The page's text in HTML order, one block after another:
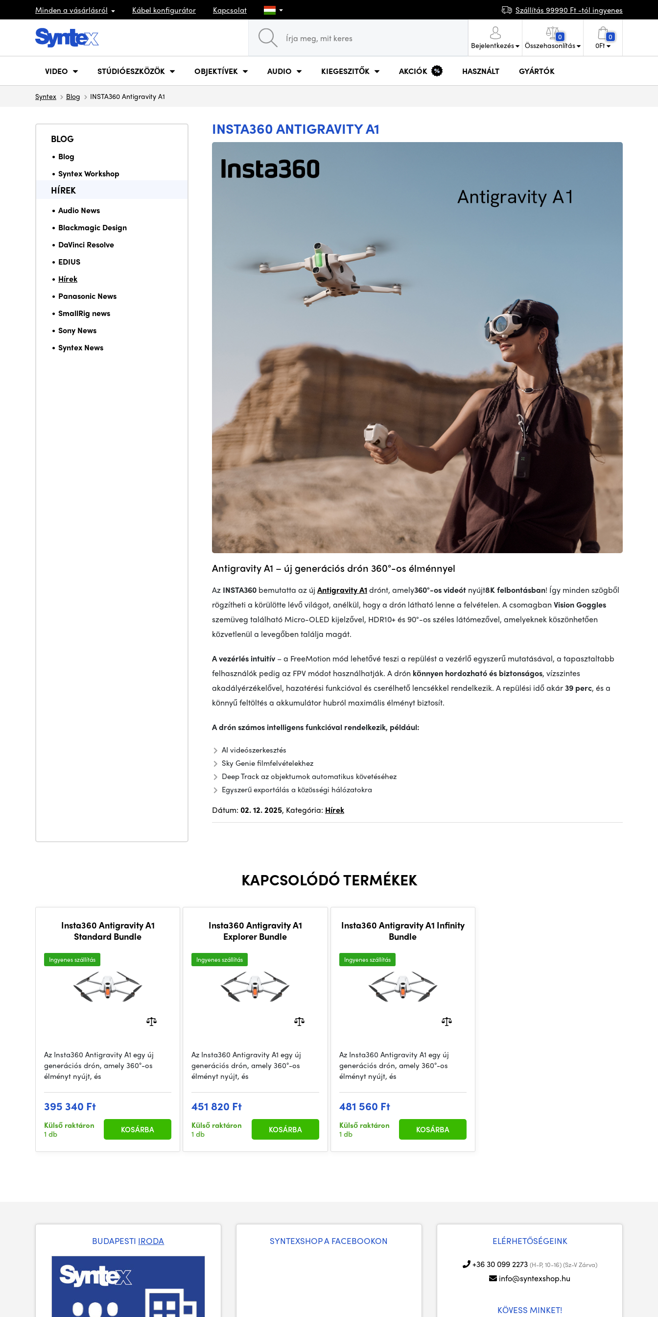
Minden a vásárlásról Kábel konfigurátor Kapcsolat Szállítás 99990 Ft -tól ingyenes
Bejelentkezés
0
Összehasonlítás
0
0Ft
VIDEO STÚDIÓESZKÖZÖK OBJEKTÍVEK AUDIO KIEGESZITŐK AKCIÓK HASZNÁLT GYÁRTÓK
Syntex Blog INSTA360 Antigravity A1
INSTA360 ANTIGRAVITY A1
BLOG
Blog
Syntex Workshop
HÍREK
Audio News
Blackmagic Design
DaVinci Resolve
EDIUS
Hírek
Panasonic News
SmallRig news
Sony News
Syntex News
Antigravity A1 – új generációs drón 360°-os élménnyel
Az INSTA360 bemutatta az új Antigravity A1 drónt, amely360°-os videót nyújt8K felbontásban! Így minden szögből
rögzítheti a körülötte lévő világot, anélkül, hogy a drón látható lenne a felvételen. A csomagban Vision Goggles
szemüveg található Micro-OLED kijelzővel, HDR10+ és 90°-os széles látómezővel, amelyeknek köszönhetően
közvetlenül a levegőben találja magát.
A vezérlés intuitív – a FreeMotion mód lehetővé teszi a repülést a vezérlő egyszerű mutatásával, a tapasztaltabb
felhasználók pedig az FPV módot használhatják. A drón könnyen hordozható és biztonságos, vízszintes
akadályérzékelővel, hazatérési funkcióval és cserélhető lencsékkel rendelkezik. A repülési idő akár39 perc, és a
könnyű feltöltés a akkumulátor hubról maximális élményt biztosít.
A drón számos intelligens funkcióval rendelkezik, például:
AI videószerkesztés
Sky Genie filmfelvételekhez
Deep Track az objektumok automatikus követéséhez
Egyszerű exportálás a közösségi hálózatokra
Dátum: 02. 12. 2025, Kategória: Hírek
KAPCSOLÓDÓ TERMÉKEK
Insta360 Antigravity A1
Standard Bundle
Ingyenes szállítás
Az Insta360 Antigravity A1 egy új
generációs drón, amely 360°-os
élményt nyújt, és
395 340 Ft
Külső raktáron
1 db
KOSÁRBA
Insta360 Antigravity A1
Explorer Bundle
Ingyenes szállítás
Az Insta360 Antigravity A1 egy új
generációs drón, amely 360°-os
élményt nyújt, és
451 820 Ft
Külső raktáron
1 db
KOSÁRBA
Insta360 Antigravity A1 Infinity
Bundle
Ingyenes szállítás
Az Insta360 Antigravity A1 egy új
generációs drón, amely 360°-os
élményt nyújt, és
481 560 Ft
Külső raktáron
1 db
KOSÁRBA
BUDAPESTI IRODA SYNTEXSHOP A FACEBOOKON ELÉRHETŐSÉGEINK
+36 30 099 2273 (H-P, 10-16) (Sz-V Zárva)
info@syntexshop.hu
KÖVESS MINKET!